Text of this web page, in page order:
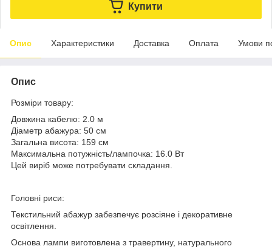
Купити
Опис Характеристики Доставка Оплата Умови
Опис
Розміри товару:
Довжина кабелю: 2.0 м
Діаметр абажура: 50 см
Загальна висота: 159 см
Максимальна потужність/лампочка: 16.0 Вт
Цей виріб може потребувати складання.
Головні риси:
Текстильний абажур забезпечує розсіяне і декоративне
освітлення.
Основа лампи виготовлена з травертину, натурального